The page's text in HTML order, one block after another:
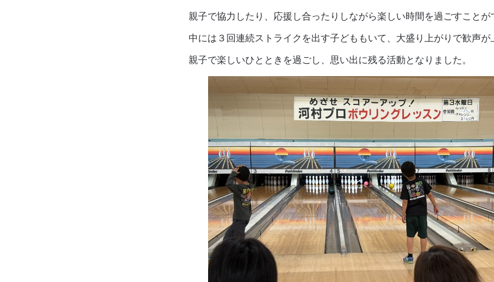
親子で協力したり、応援し合ったりしながら楽しい時間を過ごすことが
中には３回連続ストライクを出す子どももいて、大盛り上がりで歓声が
親子で楽しいひとときを過ごし、思い出に残る活動となりました。